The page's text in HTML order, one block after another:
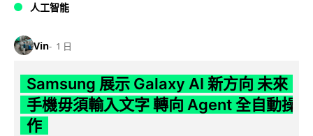
人工智能
Vin 1 日
Samsung 展示 Galaxy AI 新方向 未來
手機毋須輸入文字 轉向 Agent 全自動操
作